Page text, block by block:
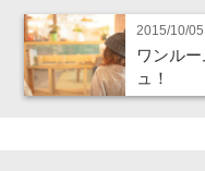
2015/10/05
ワンル
ュ！